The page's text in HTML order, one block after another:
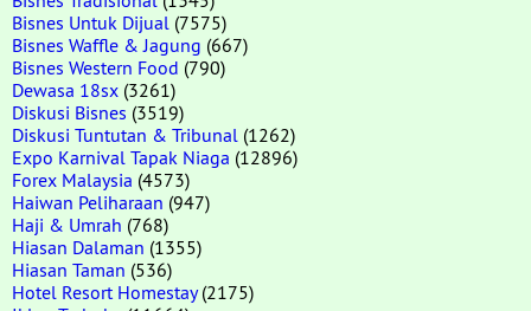
Bisnes Untuk Dijual (7575)
Bisnes Waffle & Jagung (667)
Bisnes Western Food (790)
Dewasa 18sx (3261)
Diskusi Bisnes (3519)
Diskusi Tuntutan & Tribunal (1262)
Expo Karnival Tapak Niaga (12896)
Forex Malaysia (4573)
Haiwan Peliharaan (947)
Haji & Umrah (768)
Hiasan Dalaman (1355)
Hiasan Taman (536)
Hotel Resort Homestay(2175)